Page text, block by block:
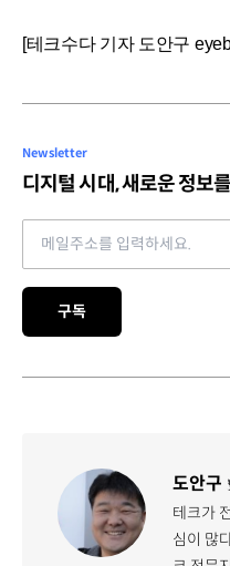
[테크수다 기자 도안구
Newsletter
디지털 시대, 새로운 정보
Email address
구독
도안구
테크가
심이 많